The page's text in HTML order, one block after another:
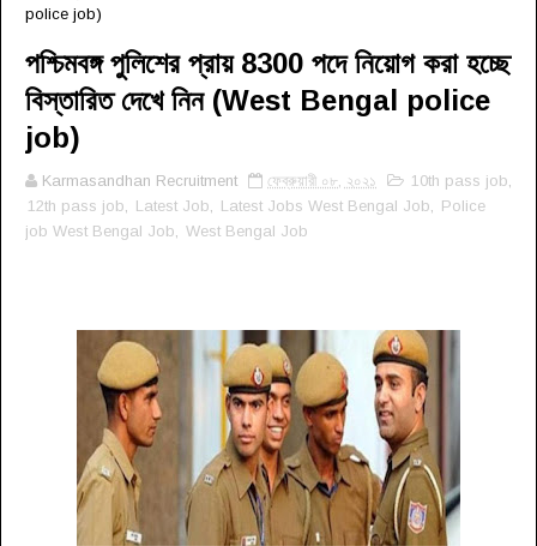
police job)
পশ্চিমবঙ্গ পুলিশের প্রায় 8300 পদে নিয়োগ করা হচ্ছে
বিস্তারিত দেখে নিন (West Bengal police
job)
Karmasandhan Recruitment ফেব্রুয়ারী ০৮, ২০২১ 10th pass job
12th pass job
Latest Job Latest Jobs West Bengal Job
Police
job West Bengal Job
West Bengal Job